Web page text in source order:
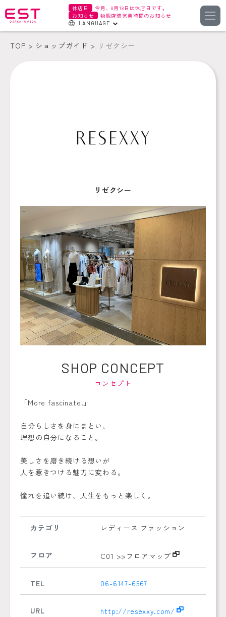
休店日
今月、8月18日は休店日です。
お知らせ
物販店舗営業時間のお知らせ
LANGUAGE
TOP ショップガイド リゼクシー
リゼクシー
SHOP CONCEPT
コンセプト
「More fascinate.」
自分らしさを身にまとい、
理想の自分になること。
美しさを磨き続ける想いが
人を惹きつける魅力に変わる。
憧れを追い続け、人生をもっと楽しく。
カテゴリ レディース ファッション
フロア C01 >>フロアマップ
TEL 06-6147-6567
URL http://resexxy.com/